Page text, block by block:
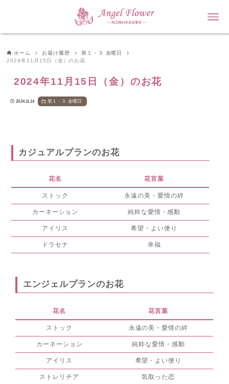
ホーム お届け履歴
第１・３ 金曜日
2024年11月15日（金）のお花
2024年11月15日（金）のお花
2024.11.14 第１・３ 金曜日
カジュアルプランのお花
花名 花言葉
ストック 永遠の美・愛情の絆
カーネーション 純粋な愛情・感動
アイリス 希望・よい便り
ドラセナ 幸福
エンジェルプランのお花
花名 花言葉
ストック 永遠の美・愛情の絆
カーネーション 純粋な愛情・感動
アイリス 希望・よい便り
ストレリチア 気取った恋